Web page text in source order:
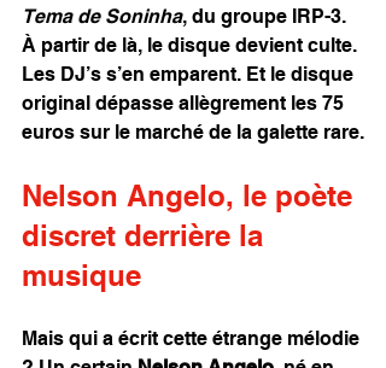
Tema de Soninha, du groupe IRP-3.
À partir de là, le disque devient culte.
Les DJ’s s’en emparent. Et le disque
original dépasse allègrement les 75
euros sur le marché de la galette rare.
Nelson Angelo, le poète
discret derrière la
musique
Mais qui a écrit cette étrange mélodie